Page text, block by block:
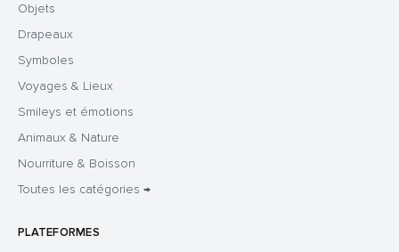
Objets
Drapeaux
Symboles
Voyages & Lieux
Smileys et émotions
Animaux & Nature
Nourriture & Boisson
Toutes les catégories →
PLATEFORMES